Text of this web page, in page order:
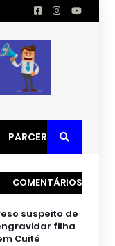
PARCERIAS
COMENTÁRIOS
suspeito de
filha
Cuité